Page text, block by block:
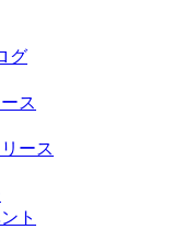
グ
ス
ース
ト